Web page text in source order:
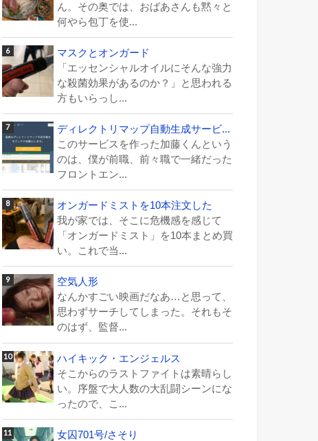
ん。その奥では、おばあさんも黙々と
何やら包丁を使...
マスクとオンガード
「エッセンシャルオイルにそんな強力
な殺菌効果があるのか？」と思われる
方もいらっし...
ディレクトリマップ自動生成サービ...
このサービスを作った加藤くんという
のは、僕が前職、前々職で一緒だった
フロントエン...
オンガードミストを10本注文した
我が家では、そこに危機感を感じて
「オンガードミスト」を10本まとめ買
い。これで当...
空気人形
なんかすごい映画だなあ…と思って、
思わずサーチしてしまった。それもそ
のはず、監督...
ハイキック・エンジェルス
そこからのラストファイトは素晴らし
い。序盤で大人数の大乱闘シーンにな
ったので、こ...
女囚701号/さそり